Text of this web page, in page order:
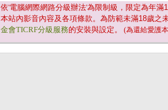
依'電腦網際網路分級辦法'為限制級，限定為年滿
本站內影音內容及各項條款。為防範未滿18歲之
金會TICRF分級服務的安裝與設定。 (為還給愛護